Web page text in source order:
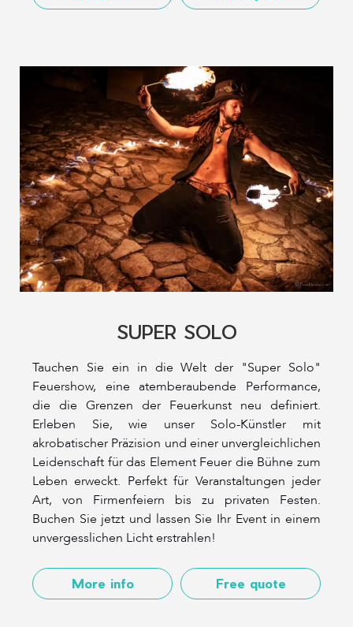
SUPER SOLO
Tauchen Sie ein in die Welt der "Super Solo"
Feuershow, eine atemberaubende Performance,
die die Grenzen der Feuerkunst neu definiert.
Erleben Sie, wie unser Solo-Künstler mit
akrobatischer Präzision und einer unvergleichlichen
Leidenschaft für das Element Feuer die Bühne zum
Leben erweckt. Perfekt für Veranstaltungen jeder
Art, von Firmenfeiern bis zu privaten Festen.
Buchen Sie jetzt und lassen Sie Ihr Event in einem
unvergesslichen Licht erstrahlen!
More info Free quote